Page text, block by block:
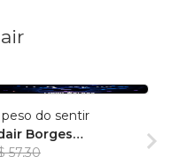
peso do sentir
Borges
57,30